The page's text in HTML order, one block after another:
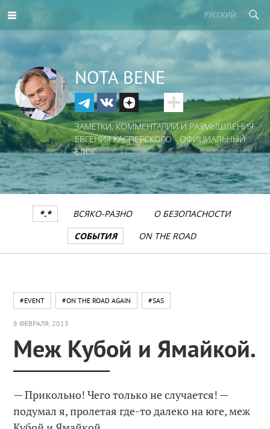
РУССКИЙ
NOTA BENE
ЗАМЕТКИ, КОММЕНТАРИИ И РАЗМЫШЛЕНИЯ
ЕВГЕНИЯ КАСПЕРСКОГО - ОФИЦИАЛЬНЫЙ
БЛОГ
*.* ВСЯКО-РАЗНО
О БЕЗОПАСНОСТИ
СОБЫТИЯ
ON THE ROAD
#EVENT #ON THE ROAD AGAIN #SAS
8 ФЕВРАЛЯ, 2013
Меж Кубой и Ямайкой.
— Прикольно! Чего только не случается! —
подумал я, пролетая где-то далеко на юге, меж